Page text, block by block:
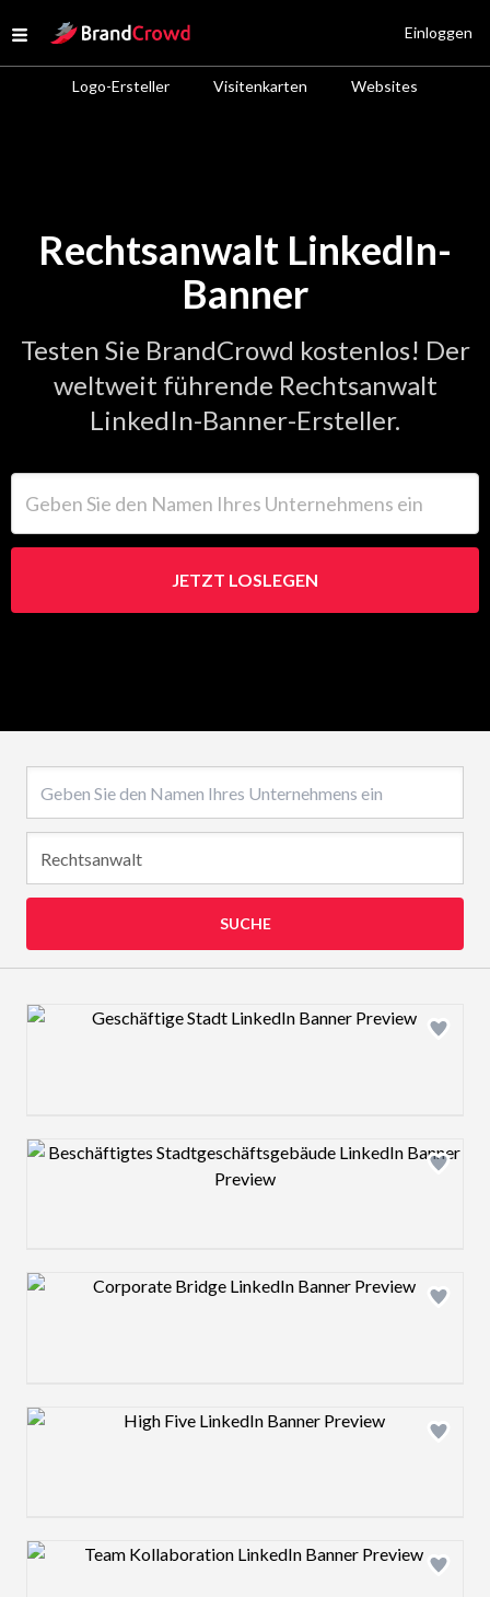
Open menu
Site Logo
Logo-Ersteller Visitenkarten Websites
Einloggen
Rechtsanwalt LinkedIn-
Banner
Testen Sie BrandCrowd kostenlos! Der
weltweit führende Rechtsanwalt
LinkedIn-Banner-Ersteller.
JETZT LOSLEGEN
SUCHE
Design preview image
Design preview image
Design preview image
Design preview image
Design preview image